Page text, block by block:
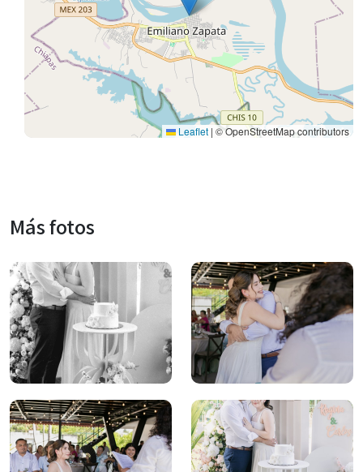
Leaflet | © OpenStreetMap contributors
Más fotos